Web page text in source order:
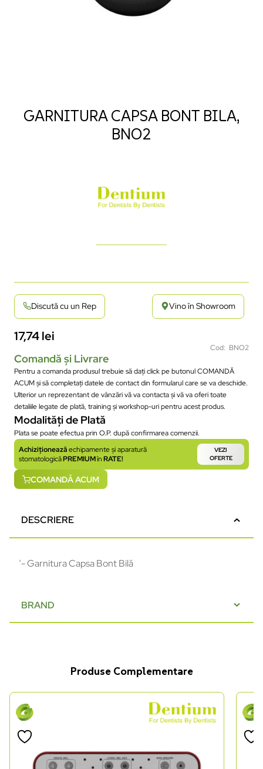
GARNITURA CAPSA BONT BILA,
BNO2
Discută cu un Rep Vino în Showroom
17,74lei
Cod: BNO2
Comandă și Livrare
Pentru a comanda produsul trebuie să dați click pe butonul COMANDĂ
ACUM și să completați datele de contact din formularul care se va deschide.
Ulterior un reprezentant de vânzări vă va contacta și vă va oferi toate
detaliile legate de plată, training și workshop-uri pentru acest produs.
Modalități de Plată
Plata se poate efectua prin O.P. după confirmarea comenzii.
Achiziționeazăechipamente și aparatură
stomatologicăPREMIUMînRATE!
VEZI
OFERTE
COMANDĂ ACUM
DESCRIERE
‘- Garnitura Capsa Bont Bilă
BRAND
Produse Complementare